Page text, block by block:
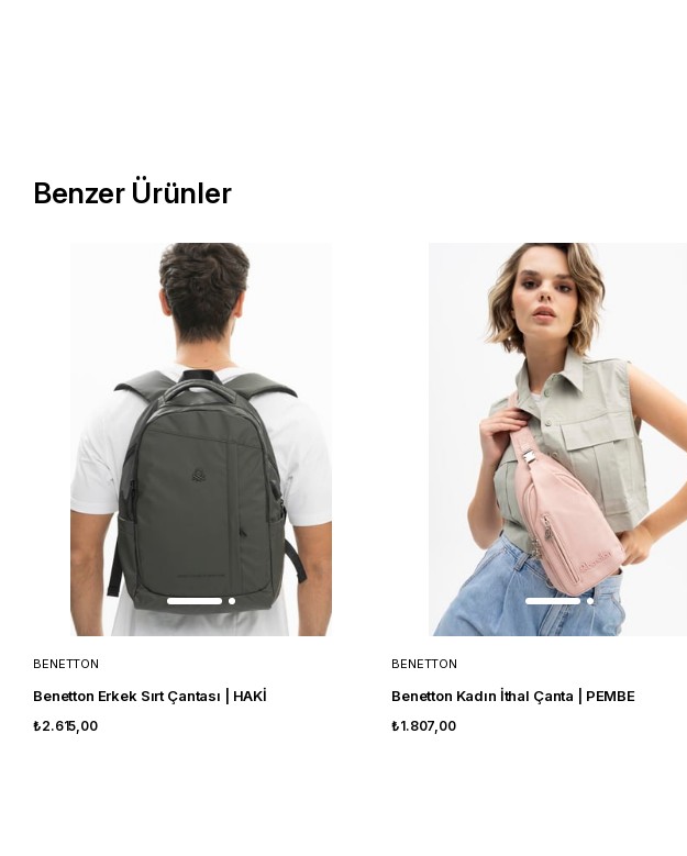
Benzer Ürünler
BENETTON
Benetton Erkek Sırt Çantası | HAKİ
₺2.615,00
BENETTON
Benetton Kadın İthal Çanta | PEMBE
₺1.807,00